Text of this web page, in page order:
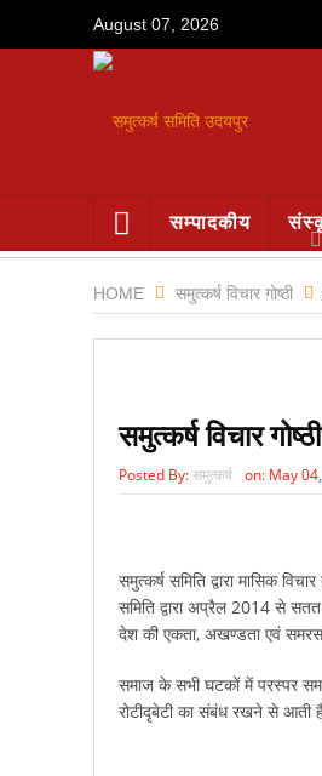
August 07, 2026
सम्पादकीय
HOME समुत्कर्ष विचार गोष्ठी
समुत्कर्ष विचार
Posted By:समुत्कर्ष on: May
समुत्कर्ष समिति द्वारा मासिक
समिति द्वारा अप्रैल 2014 से
देश की एकता, अखण्डता एवं
समाज के सभी घटकों में परस्पर
रोटीदृबेटी का संबंध रखने से आती